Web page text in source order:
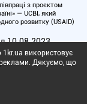
з проєктом
— UCBI, який
розвитку (USAID)
10.08.2023
медіа – R40-
авторськими
використовує
Дякуємо, що